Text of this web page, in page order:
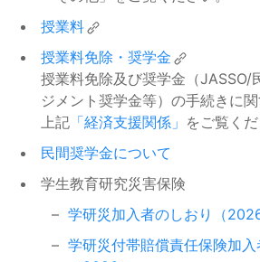
2026/01/30
学部：履修成績等
及び 2026年
について
2026/01/14
＜愛知・名古
ラ競技大会
ケジュール決
2025/10/27
その他
各部局に設置
機について
2025/10/02 【10/8開催】
2025/08/01
奨学金（JASSO）
地震に伴う津
法適用地域の
る給付奨学金
よび貸与奨学
採用】等の取
2025/07/31
奨学金（JASSO）
令和7年台風
生等に対する
変採用】およ
授業料
授業料免除・奨学金
授業料免除及び奨学金（JASSO/
ジメント奨学金等）の手続きに関
上記 「経済支援関係」 をご覧くだ
民間奨学金について
学生教育研究災害保険
学研災加入者のしおり（2026
学研災付帯賠償責任保険加入